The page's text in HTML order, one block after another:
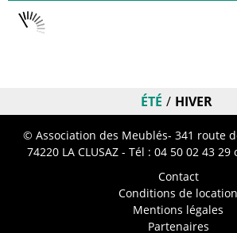
Disponibilités
ÉTÉ HIVER
© Association des Meublés- 341 route
74220 LA CLUSAZ - Tél : 04 50 02 43 29
Contact
Conditions de location
Mentions légales
Partenaires